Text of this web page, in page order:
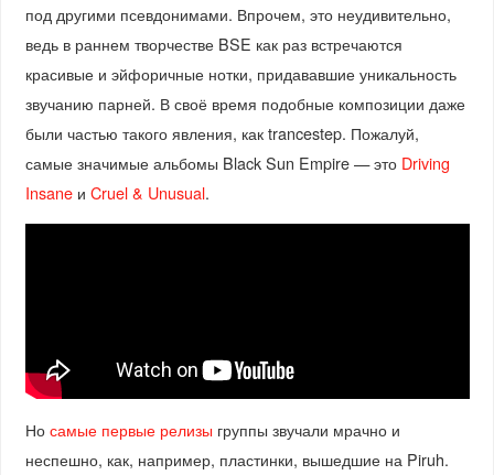
под другими псевдонимами. Впрочем, это неудивительно,
ведь в раннем творчестве BSE как раз встречаются
красивые и эйфоричные нотки, придававшие уникальность
звучанию парней. В своё время подобные композиции даже
были частью такого явления, как trancestep. Пожалуй,
самые значимые альбомы Black Sun Empire — это Driving
Insaneи Cruel & Unusual.
Носамые первые релизы группы звучали мрачно и
неспешно, как, например, пластинки, вышедшие на Piruh.